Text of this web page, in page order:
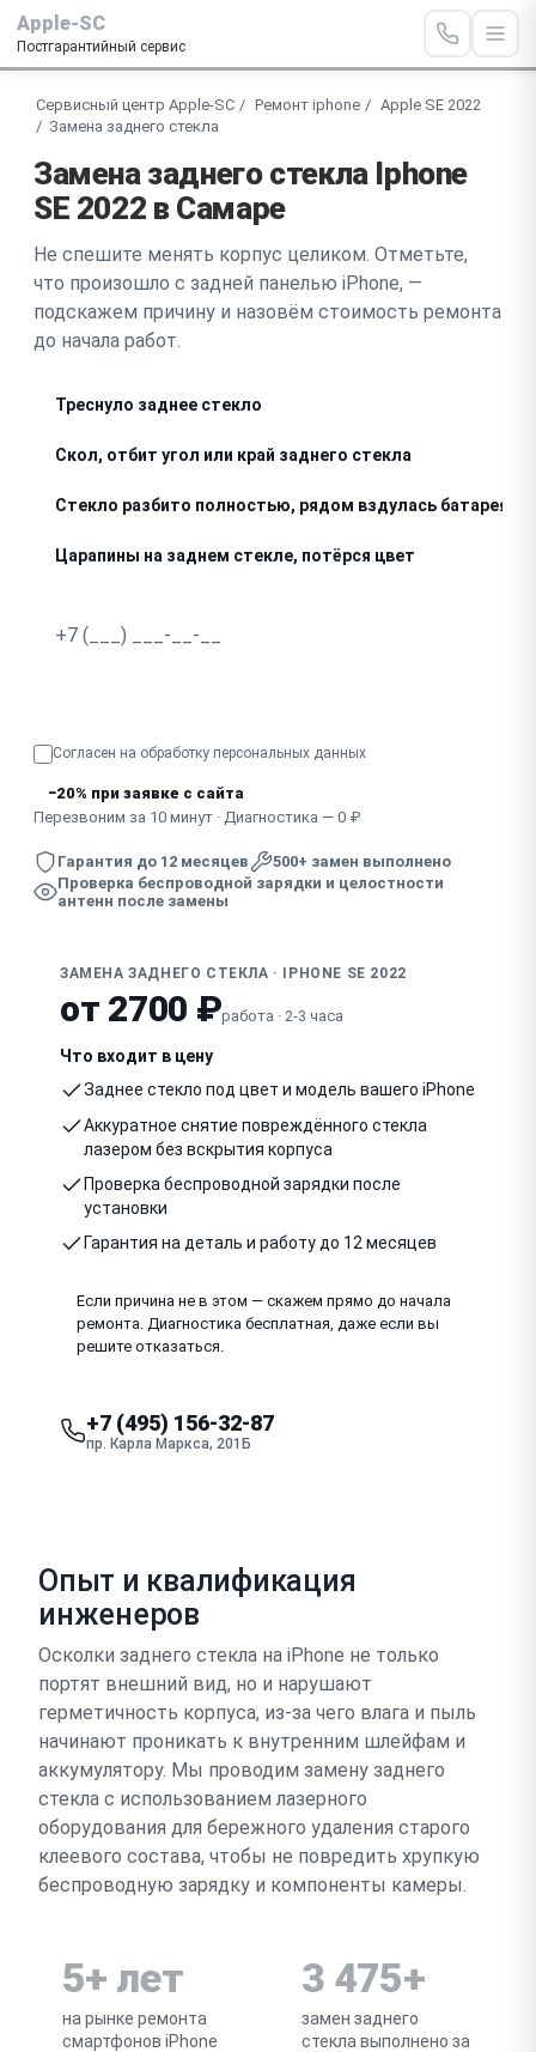
Apple-SC
Постгарантийный сервис
Сервисный центр Apple-SC Ремонт iphone
Apple SE 2022
Замена заднего стекла
Замена заднего стекла Iphone
SE 2022 в Самаре
Не спешите менять корпус целиком. Отметьте,
что произошло с задней панелью iPhone, —
подскажем причину и назовём стоимость ремонта
до начала работ.
Треснуло заднее стекло
Скол, отбит угол или край заднего стекла
Стекло разбито полностью, рядом вздулась батарея
Царапины на заднем стекле, потёрся цвет
Согласен на обработку персональных данных
−20% при заявке с сайта
Перезвоним за 10 минут · Диагностика — 0 ₽
Гарантия до 12 месяцев
500+ замен выполнено
Проверка беспроводной зарядки и целостности
антенн после замены
ЗАМЕНА ЗАДНЕГО СТЕКЛА · IPHONE SE 2022
от 2700 ₽работа · 2-3 часа
Что входит в цену
Заднее стекло под цвет и модель вашего iPhone
Аккуратное снятие повреждённого стекла
лазером без вскрытия корпуса
Проверка беспроводной зарядки после
установки
Гарантия на деталь и работу до 12 месяцев
Если причина не в этом — скажем прямо до начала
ремонта. Диагностика бесплатная, даже если вы
решите отказаться.
+7 (495) 156-32-87
пр. Карла Маркса, 201Б
Опыт и квалификация
инженеров
Осколки заднего стекла на iPhone не только
портят внешний вид, но и нарушают
герметичность корпуса, из-за чего влага и пыль
начинают проникать к внутренним шлейфам и
аккумулятору. Мы проводим замену заднего
стекла с использованием лазерного
оборудования для бережного удаления старого
клеевого состава, чтобы не повредить хрупкую
беспроводную зарядку и компоненты камеры.
5+ лет
на рынке ремонта
смартфонов iPhone
3 475+
замен заднего
стекла выполнено за